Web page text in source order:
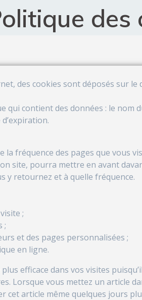
des
des cookies sont déposés sur
contient des données : le nom
fréquence des pages que vous
site, pourra mettre en avant
y retournez et à quelle fréquence.
;
;
et des pages personnalisées ;
en ligne.
efficace dans vos visites
Lorsque vous mettez un article
cet article même quelques jours